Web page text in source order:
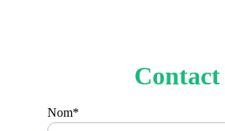
Contact
Nom*